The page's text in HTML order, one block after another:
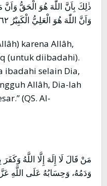
ذٰلِكَ بِاَنَّ اللّٰهَ هُوَ الْحَقُّ
وَاَنَّ اللّٰهَ هُوَ الْعَلِيُّ الْكَبِيْرُ ٦٢
karena Allâh,
(untuk diibadahi).
ibadahi selain Dia,
Allâh, Dia-lah
(QS. Al-
مَنْ قَالَ لَا إِلَهَ إِلَّا اللَّهُ
وَدَمُهُ، وَحِسَابُهُ عَلَى اللَّهِ